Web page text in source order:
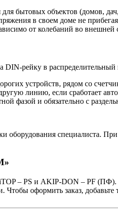
бытовых объектов (домов,
в своем доме не
от колебаний во внешней
DIN-рейку в
устройств, рядом со
линию, если сработает
фазой и обязательно с
оборудования специалиста.
– PS и AKIP-DON – PF (ПФ).
оформить заказ,